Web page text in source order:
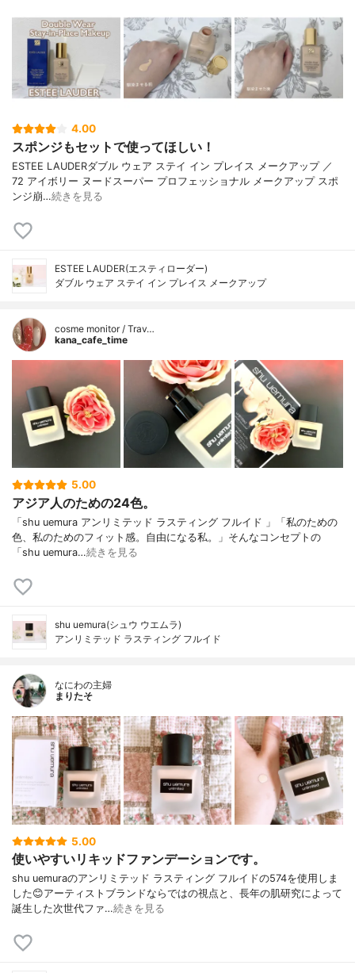
4.00
スポンジもセットで使ってほしい！
ESTEE LAUDERダブル ウェア ステイ イン プレイス メークアップ ／
72 アイボリー ヌードスーパー プロフェッショナル メークアップ スポ
ンジ崩…続きを見る
ESTEE LAUDER(エスティローダー)
ダブル ウェア ステイ イン プレイス メークアップ
cosme monitor / Trav…
kana_cafe_time
5.00
アジア人のための24色。
「shu uemura アンリミテッド ラスティング フルイド 」「私のための
色、私のためのフィット感。自由になる私。」そんなコンセプトの
「shu uemura…続きを見る
shu uemura(シュウ ウエムラ)
アンリミテッド ラスティング フルイド
なにわの主婦
まりたそ
5.00
使いやすいリキッドファンデーションです。
shu uemuraのアンリミテッド ラスティング フルイドの574を使用しま
した😊アーティストブランドならではの視点と、長年の肌研究によって
誕生した次世代ファ…続きを見る